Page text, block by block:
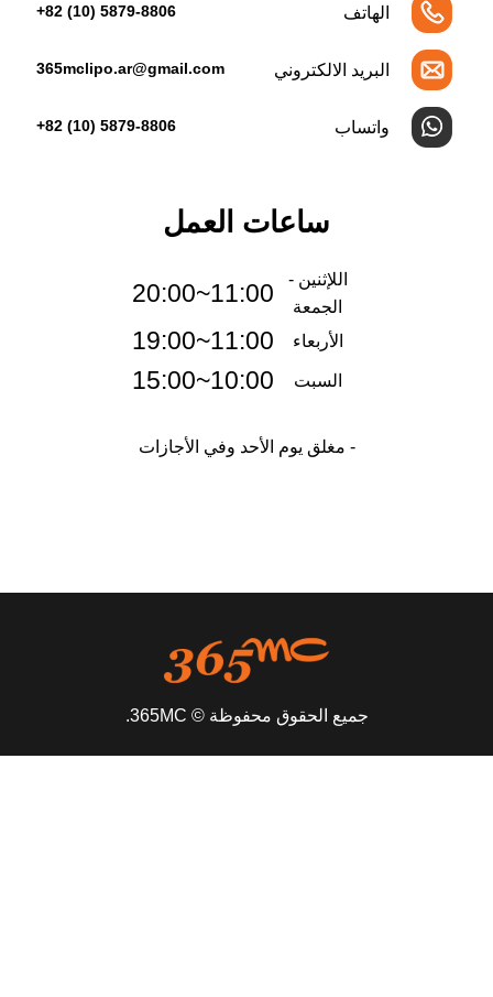
الهاتف 5879-8806 (10) 82+
البريد الالكتروني 365mclipo.ar@gmail.com
واتساب 5879-8806 (10) 82+
ساعات العمل
اللإثنين -
الجمعة
11:00~20:00
الأربعاء 11:00~19:00
السبت 10:00~15:00
- مغلق يوم الأحد وفي الأجازات
جميع الحقوق محفوظة © 365MC.